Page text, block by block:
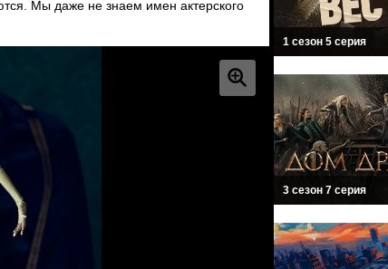
Мы даже не знаем имен актерского
1 сезон 5 серия
3 сезон 7 серия